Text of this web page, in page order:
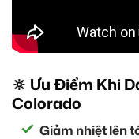
🔆 Ưu Điểm Khi
Colorado
Giảm nhiệt lên